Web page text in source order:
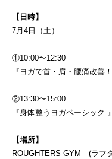
【日時】
7月4日（土）
①10:00〜12:30
『ヨガで首・肩・腰痛改善
②13:30〜15:00
『身体整うヨガベーシック 』
【場所】
ROUGHTERS GYM (ラフ